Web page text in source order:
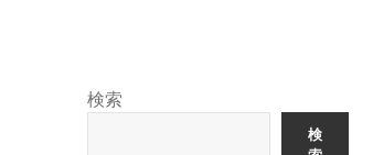
検索
検